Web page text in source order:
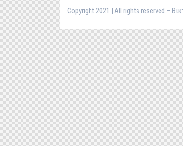
Copyright 2021 | All rights reserved –